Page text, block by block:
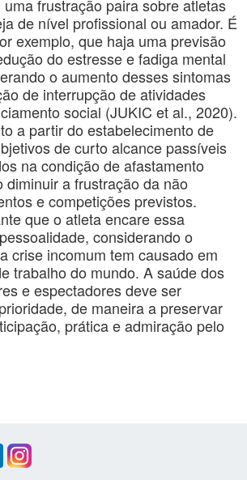
frustração paira sobre atletas
de nível profissional ou amador. É
exemplo, que haja uma previsão
do estresse e fadiga mental
o aumento desses sintomas
de interrupção de atividades
social (JUKIC et al., 2020).
a partir do estabelecimento de
de curto alcance passíveis
na condição de afastamento
diminuir a frustração da não
e competições previstos.
que o atleta encare essa
considerando o
crise incomum tem causado em
trabalho do mundo. A saúde dos
e espectadores deve ser
de maneira a preservar
prática e admiração pelo